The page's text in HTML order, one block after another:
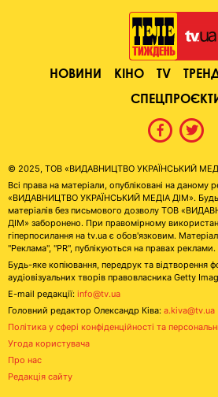
НОВИНИ КІНО TV
© 2025, ТОВ «ВИДАВНИЦТВО УКРАЇНСЬКИЙ
Всі права на матеріали, опубліковані на даному
«ВИДАВНИЦТВО УКРАЇНСЬКИЙ МЕДІА ДІМ».
матеріалів без письмового дозволу ТОВ
ДІМ» заборонено. При правомірному
гіперпосилання на tv.ua є обов'язковим.
"Реклама", "PR", публікуються на правах реклами.
Будь-яке копіювання, передрук та відтворення
аудіовізуальних творів правовласника Getty
E-mail редакції: info@tv.ua
Головний редактор Олександр Ківа: a.kiva@tv.ua
Політика у сфері конфіденційності та
Угода користувача
Про нас
Редакція сайту